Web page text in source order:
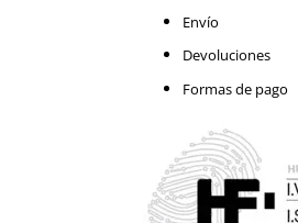
Envío
Devoluciones
Formas de pago